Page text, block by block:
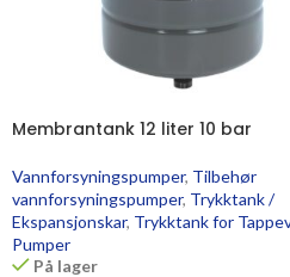
Membrantank 12 liter 10 bar
Vannforsyningspumper, Tilbehør
vannforsyningspumper, Trykktank /
Ekspansjonskar, Trykktank for
Pumper
På lager